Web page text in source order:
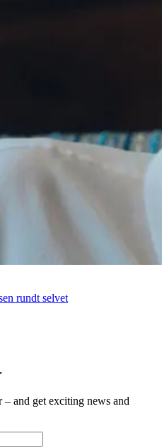
rundt selvet
and get exciting news and